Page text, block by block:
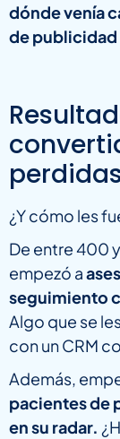
dónde venía
de publicidad
¿Y cómo les
De entre 400
empezó a
seguimiento
Algo que se
con un CRM
Además,
pacientes de
en su radar.